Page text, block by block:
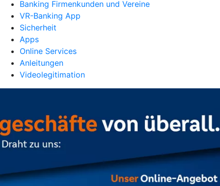
Banking Firmenkunden und Vereine
VR-Banking App
Sicherheit
Apps
Online Services
Anleitungen
Videolegitimation